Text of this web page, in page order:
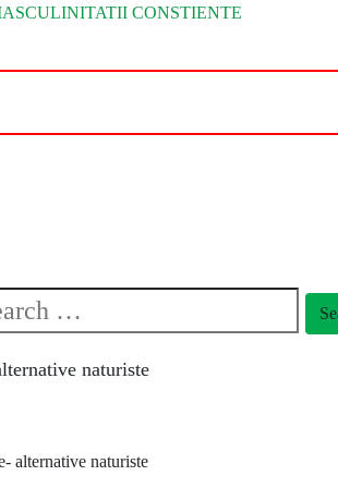
CONSTIENTE
naturiste
alternative naturiste